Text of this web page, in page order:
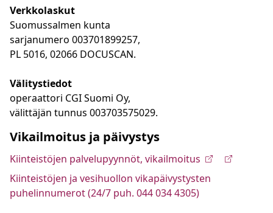
Verkkolaskut
Suomussalmen kunta
sarjanumero 003701899257,
PL 5016, 02066 DOCUSCAN.
Välitystiedot
operaattori CGI Suomi Oy,
välittäjän tunnus 003703575029.
Vikailmoitus ja päivystys
Kiinteistöjen palvelupyynnöt, vikailmoitus
Kiinteistöjen ja vesihuollon vikapäivystysten
puhelinnumerot (24/7 puh. 044 034 4305)